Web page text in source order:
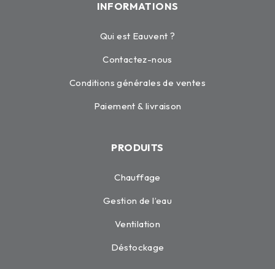
INFORMATIONS
Qui est Eauvent ?
Contactez-nous
Conditions générales de ventes
Paiement & livraison
PRODUITS
Chauffage
Gestion de l’eau
Ventilation
Déstockage